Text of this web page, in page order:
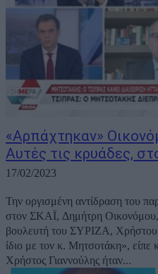
«Αρπάχτηκαν»
Αυτές τις κρυάδες,
17/02/2023
Την οργισμένη αντίδραση του
στον ΣΚΑΪ, Δημήτρη
βουλευτή του ΣΥΡΙΖΑ, Χρήστου
ίδιο με τον κ. Μητσοτάκη», είπε
Χρήστος Γιαννούλης ήταν...